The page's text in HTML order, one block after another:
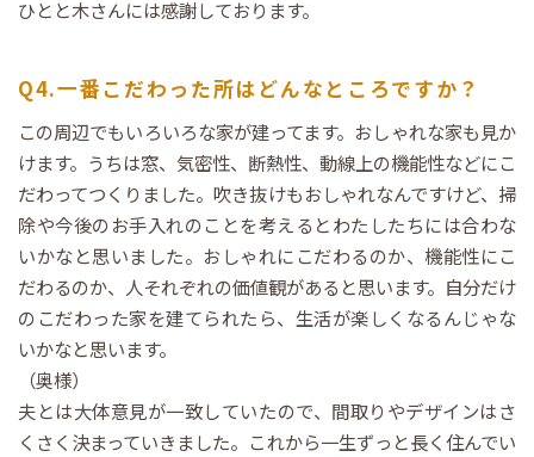
ひとと木さんには感謝しております。
Q4.一番こだわった所はどんなところですか？
この周辺でもいろいろな家が建ってます。おしゃれな家も見か
けます。うちは窓、気密性、断熱性、動線上の機能性などにこ
だわってつくりました。吹き抜けもおしゃれなんですけど、掃
除や今後のお手入れのことを考えるとわたしたちには合わな
いかなと思いました。おしゃれにこだわるのか、機能性にこ
だわるのか、人それぞれの価値観があると思います。自分だけ
のこだわった家を建てられたら、生活が楽しくなるんじゃな
いかなと思います。
（奥様）
夫とは大体意見が一致していたので、間取りやデザインはさ
くさく決まっていきました。これから一生ずっと長く住んでい